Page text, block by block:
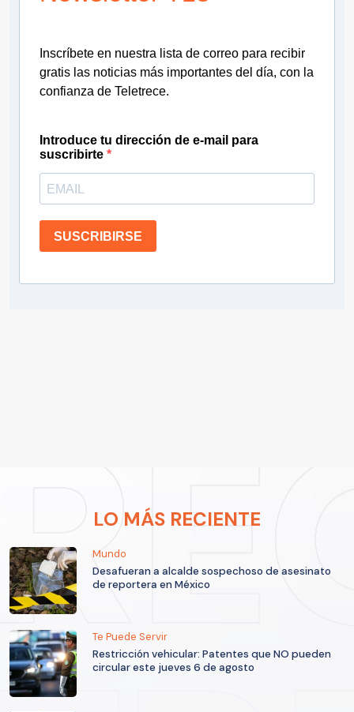
Inscríbete en nuestra lista de correo para recibir
gratis las noticias más importantes del día, con la
confianza de Teletrece.
Introduce tu dirección de e-mail para
suscribirte
SUSCRIBIRSE
LO MÁS RECIENTE
Mundo
Desafueran a alcalde sospechoso de asesinato
de reportera en México
Te Puede Servir
Restricción vehicular: Patentes que NO pueden
circular este jueves 6 de agosto